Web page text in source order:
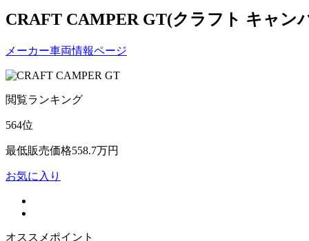
CRAFT CAMPER GT(クラフト キャン
メーカー車両情報ページ
閲覧ランキング
564位
最低販売価格558.7万円
お気に入り
オススメポイント